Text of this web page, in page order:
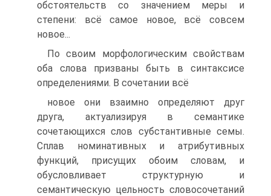
обстоятельств со значением меры и
степени: всё самое новое, всё совсем
новое...
По своим морфологическим свойствам
оба слова призваны быть в синтаксисе
определениями. В сочетании всё
новое они взаимно определяют друг
друга, актуализируя в семантике
сочетающихся слов субстантивные семы.
Сплав номинативных и атрибутивных
функций, присущих обоим словам, и
обусловливает структурную и
семантическую цельность словосочетаний